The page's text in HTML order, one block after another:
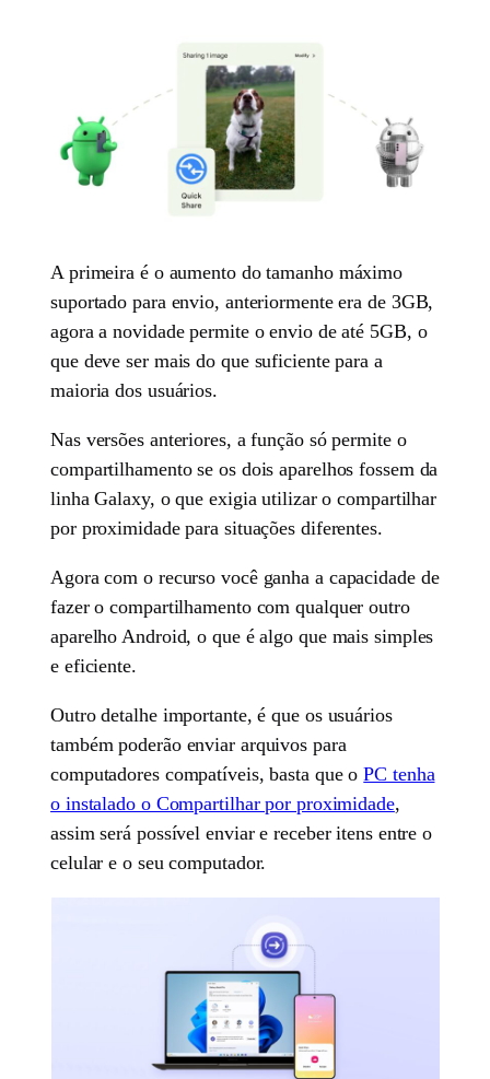
A primeira é o aumento do tamanho máximo
suportado para envio, anteriormente era de 3GB,
agora a novidade permite o envio de até 5GB, o
que deve ser mais do que suficiente para a
maioria dos usuários.
Nas versões anteriores, a função só permite o
compartilhamento se os dois aparelhos fossem da
linha Galaxy, o que exigia utilizar o compartilhar
por proximidade para situações diferentes.
Agora com o recurso você ganha a capacidade de
fazer o compartilhamento com qualquer outro
aparelho Android, o que é algo que mais simples
e eficiente.
Outro detalhe importante, é que os usuários
também poderão enviar arquivos para
computadores compatíveis, basta que oPC tenha
o instalado o Compartilhar por proximidade,
assim será possível enviar e receber itens entre o
celular e o seu computador.